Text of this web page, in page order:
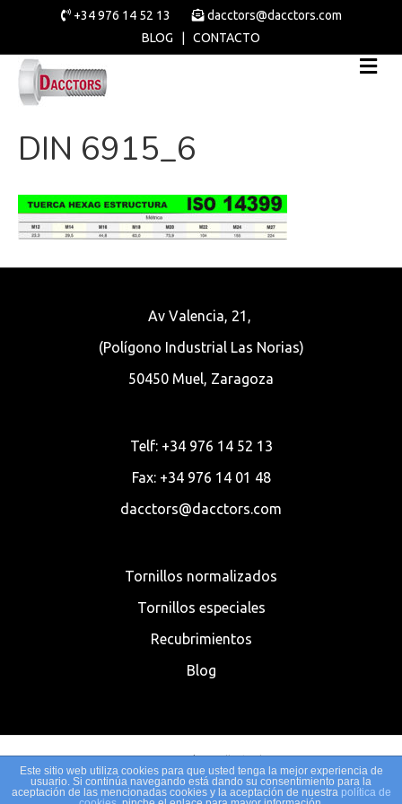
+34 976 14 52 13
dacctors@dacctors.com
BLOG
CONTACTO
DIN 6915_6
Av Valencia, 21,
(Polígono Industrial Las Norias)
50450 Muel, Zaragoza
Telf: +34 976 14 52 13
Fax: +34 976 14 01 48
dacctors@dacctors.com
Tornillos normalizados
Tornillos especiales
Recubrimientos
Blog
© 2020 Dacctors | Tornillería al Mayor
Política de Cookies|Aviso legal|Política de privacidad | Desarrollado
Este sitio web utiliza cookies para que usted tenga la mejor experiencia de
usuario. Si continúa navegando está dando su consentimiento para la
aceptación de las mencionadas cookies y la aceptación de nuestra política de